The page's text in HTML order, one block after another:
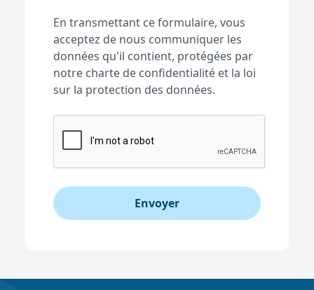
En transmettant ce formulaire, vous
acceptez de nous communiquer les
données qu'il contient, protégées par
notre charte de confidentialité et la loi
sur la protection des données.
Envoyer